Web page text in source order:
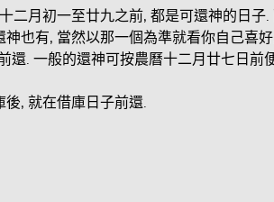
二月初一至廿九之前, 都是可還神的日子
也有, 當然以那一個為準就看你自己喜
. 一般的還神可按農曆十二月廿七日前便
, 就在借庫日子前還.